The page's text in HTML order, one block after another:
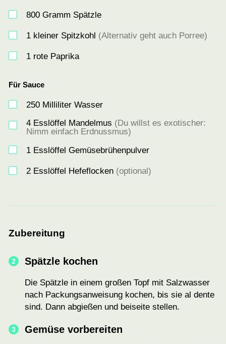
800 Gramm Spätzle
1 kleiner Spitzkohl (Alternativ geht auch Porree)
1 rote Paprika
Für Sauce
250 Milliliter Wasser
4 Esslöffel Mandelmus (Du willst es exotischer:
Nimm einfach Erdnussmus)
1 Esslöffel Gemüsebrühenpulver
2 Esslöffel Hefeflocken (optional)
Zubereitung
Spätzle kochen
Die Spätzle in einem großen Topf mit Salzwasser
nach Packungsanweisung kochen, bis sie al dente
sind. Dann abgießen und beiseite stellen.
Gemüse vorbereiten